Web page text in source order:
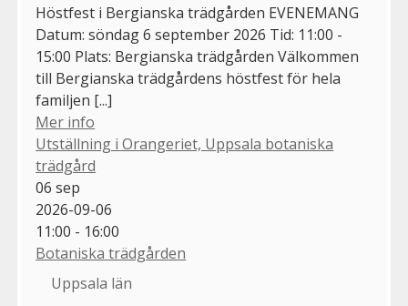
Höstfest i Bergianska trädgården EVENEMANG
Datum: söndag 6 september 2026 Tid: 11:00 -
15:00 Plats: Bergianska trädgården Välkommen
till Bergianska trädgårdens höstfest för hela
familjen [...]
Mer info
Utställning i Orangeriet, Uppsala botaniska
trädgård
06 sep
2026-09-06
11:00 - 16:00
Botaniska trädgården
Uppsala län